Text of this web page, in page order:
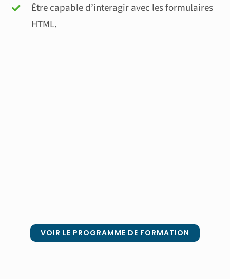
Être capable d’interagir avec les formulaires
HTML.
VOIR LE PROGRAMME DE FORMATION